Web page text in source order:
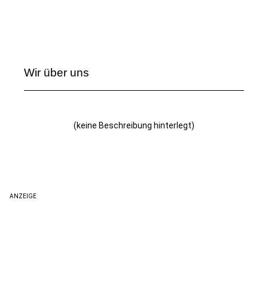
Wir über uns
(keine Beschreibung hinterlegt)
ANZEIGE